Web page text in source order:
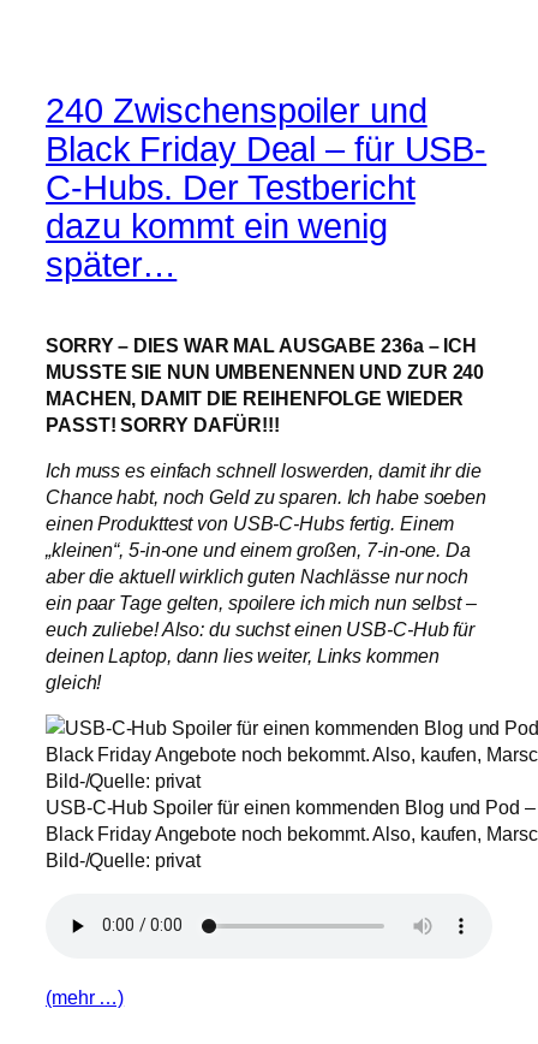
240 Zwischenspoiler und
Black Friday Deal – für USB-
C-Hubs. Der Testbericht
dazu kommt ein wenig
später…
SORRY – DIES WAR MAL AUSGABE 236a – ICH
MUSSTE SIE NUN UMBENENNEN UND ZUR 240
MACHEN, DAMIT DIE REIHENFOLGE WIEDER
PASST! SORRY DAFÜR!!!
Ich muss es einfach schnell loswerden, damit ihr die
Chance habt, noch Geld zu sparen. Ich habe soeben
einen Produkttest von USB-C-Hubs fertig. Einem
„kleinen“, 5-in-one und einem großen, 7-in-one. Da
aber die aktuell wirklich guten Nachlässe nur noch
ein paar Tage gelten, spoilere ich mich nun selbst –
euch zuliebe! Also: du suchst einen USB-C-Hub für
deinen Laptop, dann lies weiter, Links kommen
gleich!
USB-C-Hub Spoiler für einen kommenden Blog und Pod
Black Friday Angebote noch bekommt. Also, kaufen,
Bild-/Quelle: privat
(mehr …)